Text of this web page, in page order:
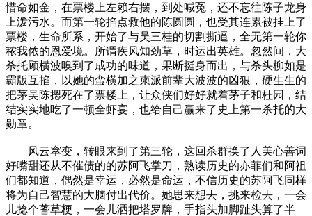
惜命如金，在票楼上左赖右摆，到处喊冤，还不忘往陈子龙身
上泼污水。而第一轮掐点救他的陈圆圆，也受其连累被挂上了
票楼，生命所系，开始了与吴三桂的切割撕逼，全无第一轮你
秾我侬的恩爱境。所谓疾风知劲草，时运出英雄。忽然间，大
杀托顾横波嗅到了成功的味道，果断挺身而出，与杀头柳如是
霸版互掐，以她的蛮横加之柬派前辈大波波的凶狠，硬生生的
把茅吴陈摁死在了票楼上，让众侠们好好就着茅子和桂园，结
结实实地吃了一顿全虾宴，也给自己赢来了史上第一杀托的大
勋章。
风云窣变，转眼来到了第三轮，这回杀群换了人美心善词
好嘴甜还从不催债的的苏阿飞掌刀，熟读历史的亦菲们和阿祖
们都知道，偶然是幸运，必然是命运，不信历史的苏阿飞同样
将为自己智慧的大脑付出代价。她思来想去，挑来检去，一会
儿捻个蓍草梗，一会儿洒把塔罗牌，手指头加脚趾头算了半